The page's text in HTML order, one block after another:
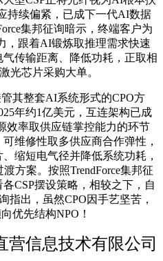
持续偏紧，已成下一代AI数据
集邦征询暗示，终端客户为
，跟着AI锻炼取推理需求快速
传输距离、降低功耗，正取相
光芯片采购大单。
其整套AI系统形式的CPO方
年约1亿美元，互连架构已成
效率取供应链掌控能力的环节
维修性取多供应商合作弹性，
缩短电气径并降低系统功耗，
方案。按照TrendForce集邦征
CSP摆设策略，相较之下，自
指出，虽然CPO因手艺坚苦，
优先结构NPO！
营信息技术有限公司